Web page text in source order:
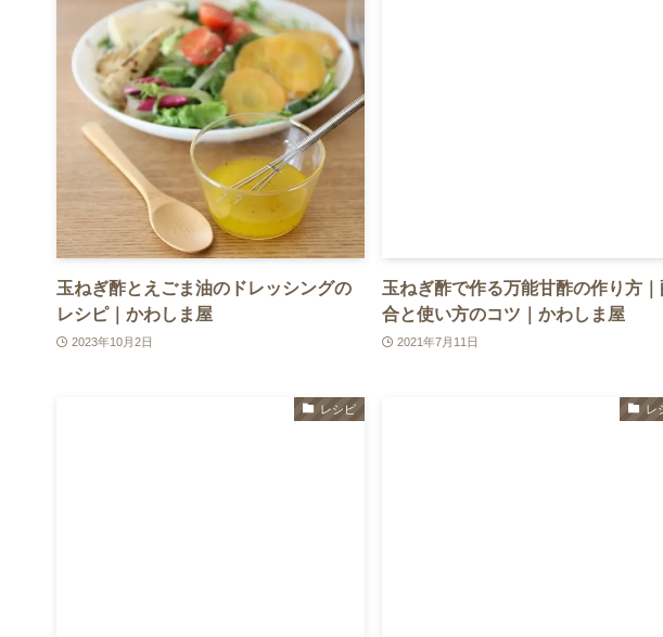
玉ねぎ酢とえごま油のドレッシングの
レシピ｜かわしま屋
2023年10月2日
玉ねぎ酢で作る万能甘酢の作り方｜
合と使い方のコツ｜かわしま屋
2021年7月11日
レシピ レ